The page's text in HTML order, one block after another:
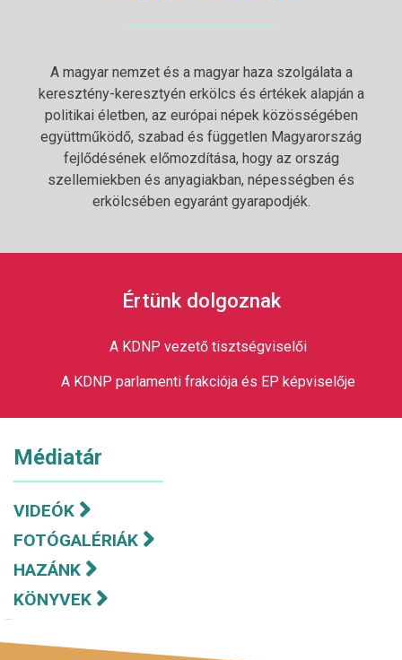
A magyar nemzet és a magyar haza szolgálata a
keresztény-keresztyén erkölcs és értékek alapján a
politikai életben, az európai népek közösségében
együttműködő, szabad és független Magyarország
fejlődésének előmozdítása, hogy az ország
szellemiekben és anyagiakban, népességben és
erkölcsében egyaránt gyarapodjék.
Értünk dolgoznak
A KDNP vezető tisztségviselői
A KDNP parlamenti frakciója és EP képviselője
Médiatár
VIDEÓK
FOTÓGALÉRIÁK
HAZÁNK
KÖNYVEK